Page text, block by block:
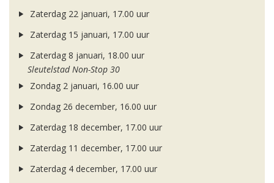
Zaterdag 22 januari, 17.00 uur
Zaterdag 15 januari, 17.00 uur
Zaterdag 8 januari, 18.00 uur
Sleutelstad Non-Stop 30
Zondag 2 januari, 16.00 uur
Zondag 26 december, 16.00 uur
Zaterdag 18 december, 17.00 uur
Zaterdag 11 december, 17.00 uur
Zaterdag 4 december, 17.00 uur